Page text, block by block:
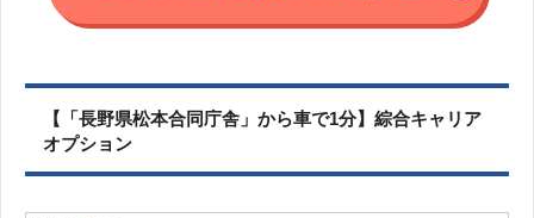
【「長野県松本合同庁舎」から車で1分】綜合キャリア
オプション